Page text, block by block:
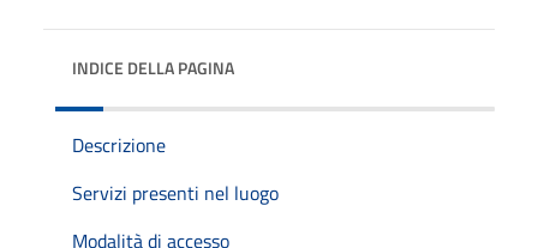
INDICE DELLA PAGINA
Descrizione
Servizi presenti nel luogo
Modalità di accesso